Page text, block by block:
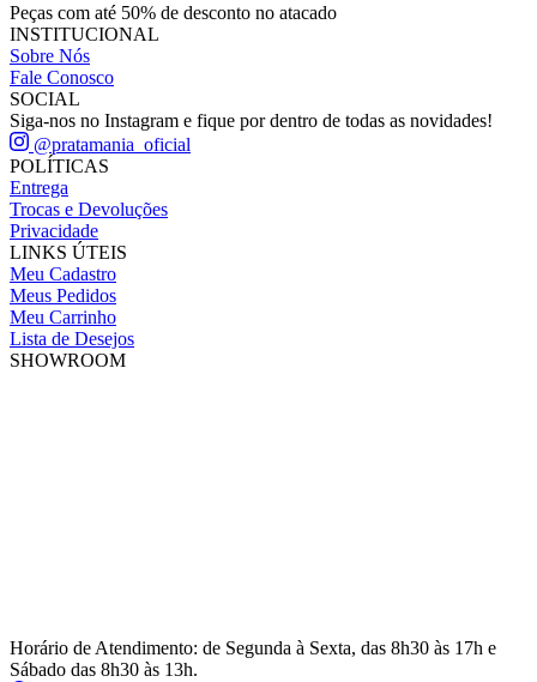
Peças com até 50% de desconto no atacado
INSTITUCIONAL
Sobre Nós
Fale Conosco
SOCIAL
Siga-nos no Instagram e fique por dentro de todas as novidades!
@pratamania_oficial
POLÍTICAS
Entrega
Trocas e Devoluções
Privacidade
LINKS ÚTEIS
Meu Cadastro
Meus Pedidos
Meu Carrinho
Lista de Desejos
SHOWROOM
Horário de Atendimento: de Segunda à Sexta, das 8h30 às 17h e
Sábado das 8h30 às 13h.